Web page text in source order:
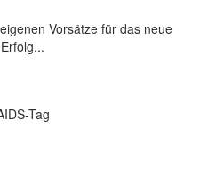
Vorsätze für das neue
Tag